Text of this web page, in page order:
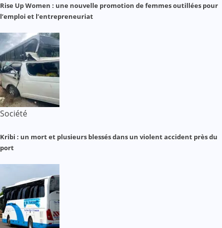
Rise Up Women : une nouvelle promotion de femmes outillées pour
l’emploi et l’entrepreneuriat
Société
Kribi : un mort et plusieurs blessés dans un violent accident près du
port